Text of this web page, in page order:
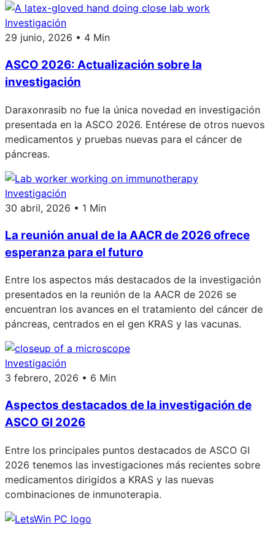
Investigación
29 junio, 2026 • 4 Min
ASCO 2026: Actualización sobre la
investigación
Daraxonrasib no fue la única novedad en investigación
presentada en la ASCO 2026. Entérese de otros nuevos
medicamentos y pruebas nuevas para el cáncer de
páncreas.
Investigación
30 abril, 2026 • 1 Min
La reunión anual de la AACR de 2026 ofrece
esperanza para el futuro
Entre los aspectos más destacados de la investigación
presentados en la reunión de la AACR de 2026 se
encuentran los avances en el tratamiento del cáncer de
páncreas, centrados en el gen KRAS y las vacunas.
Investigación
3 febrero, 2026 • 6 Min
Aspectos destacados de la investigación de
ASCO GI 2026
Entre los principales puntos destacados de ASCO GI
2026 tenemos las investigaciones más recientes sobre
medicamentos dirigidos a KRAS y las nuevas
combinaciones de inmunoterapia.